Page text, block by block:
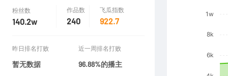
粉丝数
140.2w
作品数
240
飞瓜指数
922.7
昨日排名打败
暂无数据
近一周排名打败
96.88%的播主